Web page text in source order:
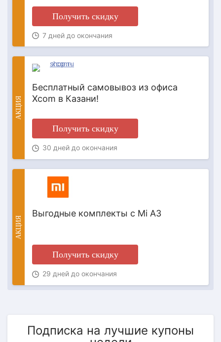
Получить скидку
7 дней до окончания
АКЦИЯ
Бесплатный самовывоз из офиса
Xcom в Казани!
Получить скидку
30 дней до окончания
АКЦИЯ
Выгодные комплекты с Mi A3
Получить скидку
29 дней до окончания
Подписка на лучшие купоны